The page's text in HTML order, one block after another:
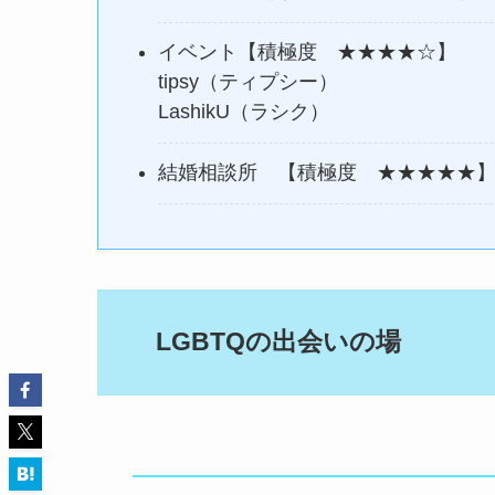
イベント【積極度 ★★★★☆】
tipsy（ティプシー）
LashikU（ラシク）
結婚相談所 【積極度 ★★★★★】
LGBTQの出会いの場